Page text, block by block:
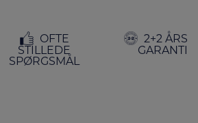
OFTE
STILLEDE
SPØRGSMÅL
2+2 ÅRS
GARANTI